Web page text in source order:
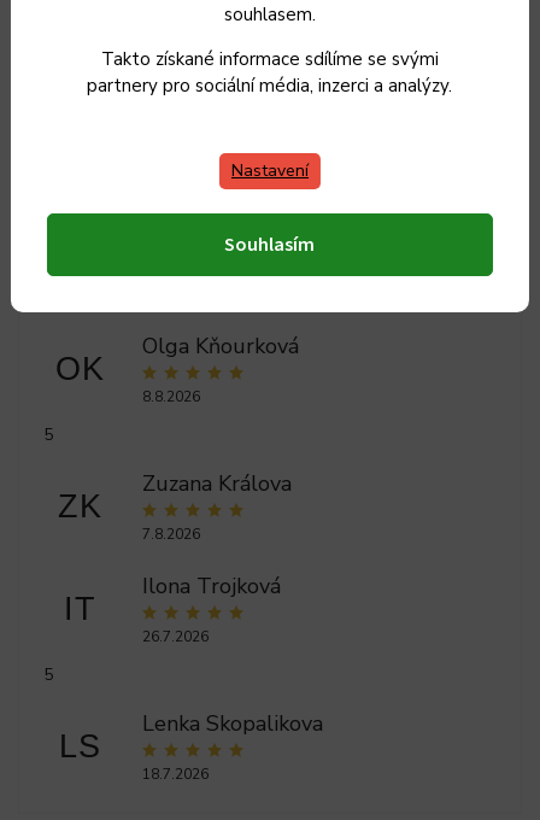
souhlasem.
Takto získané informace sdílíme se svými
partnery pro sociální média, inzerci a analýzy.
Nastavení
Souhlasím
Košilově modrá
36 x 24 cm
OK
Olga Kňourková
8.8.2026
5
ZK
Zuzana Králova
7.8.2026
IT
Ilona Trojková
26.7.2026
5
LS
Lenka Skopalikova
18.7.2026